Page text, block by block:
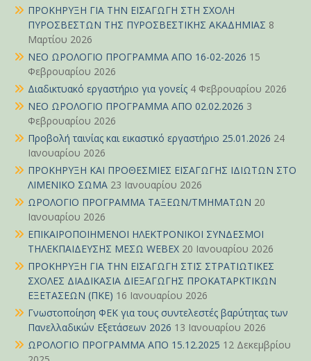
ΠΡΟΚΗΡΥΞΗ ΓΙΑ ΤΗΝ ΕΙΣΑΓΩΓΗ ΣΤΗ ΣΧΟΛΗ
ΠΥΡΟΣΒΕΣΤΩΝ ΤΗΣ ΠΥΡΟΣΒΕΣΤΙΚΗΣ ΑΚΑΔΗΜΙΑΣ 8
Μαρτίου 2026
ΝΕΟ ΩΡΟΛΟΓΙΟ ΠΡΟΓΡΑΜΜΑ ΑΠΟ 16-02-2026 15
Φεβρουαρίου 2026
Διαδικτυακό εργαστήριο για γονείς 4 Φεβρουαρίου 2026
ΝΕΟ ΩΡΟΛΟΓΙΟ ΠΡΟΓΡΑΜΜΑ ΑΠΟ 02.02.2026 3
Φεβρουαρίου 2026
Προβολή ταινίας και εικαστικό εργαστήριο 25.01.2026 24
Ιανουαρίου 2026
ΠΡΟΚΗΡΥΞΗ ΚΑΙ ΠΡΟΘΕΣΜΙΕΣ ΕΙΣΑΓΩΓΗΣ ΙΔΙΩΤΩΝ ΣΤΟ
ΛΙΜΕΝΙΚΟ ΣΩΜΑ 23 Ιανουαρίου 2026
ΩΡΟΛΟΓΙΟ ΠΡΟΓΡΑΜΜΑ ΤΑΞΕΩΝ/ΤΜΗΜΑΤΩΝ 20
Ιανουαρίου 2026
ΕΠΙΚΑΙΡΟΠΟΙΗΜΕΝΟΙ ΗΛΕΚΤΡΟΝΙΚΟΙ ΣΥΝΔΕΣΜΟΙ
ΤΗΛΕΚΠΑΙΔΕΥΣΗΣ ΜΕΣΩ WEBEX 20 Ιανουαρίου 2026
ΠΡΟΚΗΡΥΞΗ ΓΙΑ ΤΗΝ ΕΙΣΑΓΩΓΗ ΣΤΙΣ ΣΤΡΑΤΙΩΤΙΚΕΣ
ΣΧΟΛΕΣ ΔΙΑΔΙΚΑΣΙΑ ΔΙΕΞΑΓΩΓΗΣ ΠΡΟΚΑΤΑΡΚΤΙΚΩΝ
ΕΞΕΤΑΣΕΩΝ (ΠΚΕ) 16 Ιανουαρίου 2026
Γνωστοποίηση ΦΕΚ για τους συντελεστές βαρύτητας των
Πανελλαδικών Εξετάσεων 2026 13 Ιανουαρίου 2026
ΩΡΟΛΟΓΙΟ ΠΡΟΓΡΑΜΜΑ ΑΠΟ 15.12.2025 12 Δεκεμβρίου